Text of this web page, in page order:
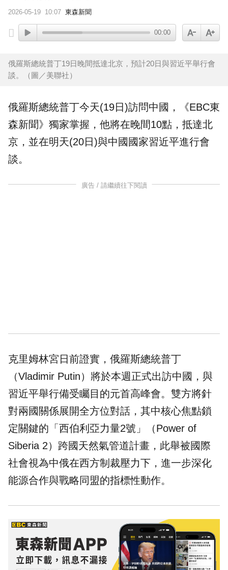
2026-05-19 10:07 東森新聞
00:00
俄羅斯總統普丁19日晚間抵達北京，預計20日與習近平舉行會
談。（圖／美聯社）
俄羅斯總統普丁今天(19日)訪問中國 ，《EBC東
森新聞》獨家掌握，他將在晚間10點，抵達北
京 ，並在明天(20日)與中國國家習近平進行會
談。
廣告 / 請繼續往下閱讀
克里姆林宮日前證實，俄羅斯總統普丁
（Vladimir Putin）將於本週正式出訪中國，與
習近平舉行備受矚目的元首高峰會。雙方將針
對兩國關係展開全方位對話，其中核心焦點鎖
定關鍵的「西伯利亞力量2號」（Power of
Siberia 2）跨國天然氣管道計畫，此舉被國際
社會視為中俄在西方制裁壓力下，進一步深化
能源合作與戰略同盟的指標性動作。